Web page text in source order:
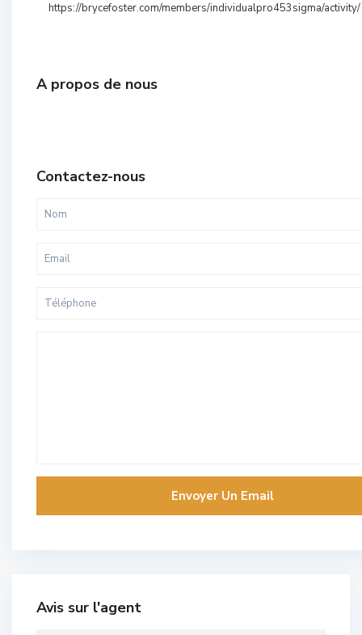
https://brycefoster.com/members/individualpro453sigma/
A propos de nous
Contactez-nous
Avis sur l'agent